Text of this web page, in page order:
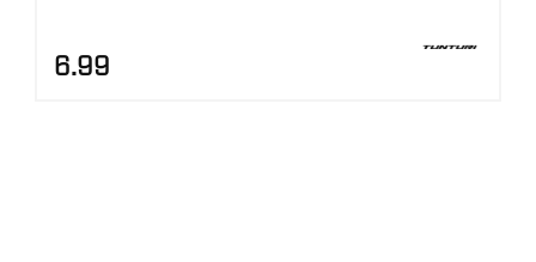
6.99